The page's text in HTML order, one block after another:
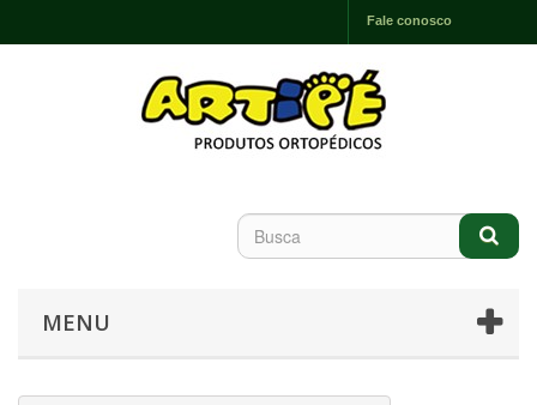
Fale conosco
MENU